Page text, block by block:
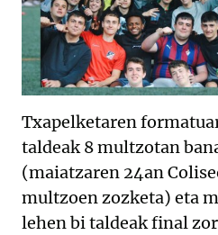
Txapelketaren
taldeak 8 multzotan
(maiatzaren 24an
multzoen zozketa) eta
lehen bi taldeak final